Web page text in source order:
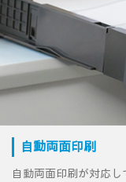
自動両面印刷
自動両面印刷が対応